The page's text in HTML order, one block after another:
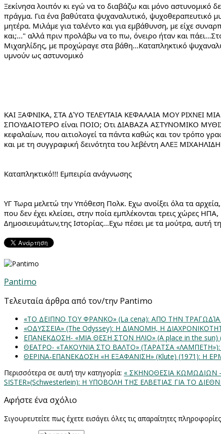
Ξεκίνησα λοιπόν κι εγώ να το διαβάζω και μόνο αστυνομικό
πράγμα. Για ένα βαθύτατα ψυχαναλυτικό, ψυχοθεραπευτικό
μητέρα. Μιλάμε για ταλέντο και για εμβάθυνση, με είχε
και;..." αλλά πριν προλάβω να το πω, όνειρο ήταν και
Μιχαηλίδης, με προχώραγε στα βάθη...Καταπληκτικό
υμνούν ως αστυνομικό
ΚΑΙ ΞΑΦΝΙΚΑ, ΣΤΑ ΔΎΟ ΤΕΛΕΥΤΑΙΑ ΚΕΦΑΛΑΙΑ ΜΟΥ ΡΙΧΝΕΙ ΜΙΑ
ΣΠΟΥΔΑΙΟΤΕΡΟ είναι ΠΟΙΟ; Οτι ΔΙΑΒΑΖΑ ΑΣΤΥΝΟΜΙΚΟ
κεφαλαίων, που αιτιολογεί τα πάντα καθώς και τον τρόπο
και με τη συγγραφική δεινότητα του λεβέντη ΑΛΕΞ
Καταπληκτικό!!! Εμπειρία ανάγνωσης
ΥΓ Τωρα μελετώ την Υπόθεση Πολκ. Εχω ανοίξει όλα τα
που δεν έχει κλείσει, στην ποία εμπλέκονται τρεις χώρες
Δημοσιευμάτων,της Ιστορίας...Εχω πέσει με τα μούτρα, αυτή
Pantimo
Τελευταία άρθρα από τον/την Pantimo
«ΤΟ ΔΕΙΠΝΟ ΤΟΥ ΦΡΑΝΚΟ» (La cena): ΑΠΟ ΤΗΝ
«ΟΔΥΣΣΕΙΑ» (The Odyssey): Η ΔΙΑΝΟΜΗ, Η
ΕΠΑΝΕΚΔΟΣΗ- «ΜΙΑ ΘΕΣΗ ΣΤΟΝ ΗΛΙΟ» (Α place in the
ΘΕΑΤΡΟ- «ΤΑΚΟΥΝΙΑ ΣΤΟ ΒΑΛΤΟ» (ΤΑΡΑΤΣΑ
ΘΕΡΙΝΑ-ΕΠΑΝΕΚΔΟΣΗ «Η ΕΞΑΦΑΝΙΣΗ» (Klute) (1971): Η
Περισσότερα σε αυτή την κατηγορία: « ΣΚΗΝΟΘΕΣΙΑ ΚΩΜΩΔΙΩΝ
SISTER»(Schwesterlein): H ΥΠΟΒΟΛΗ ΤΗΣ ΕΛΒΕΤΙΑΣ ΓΙΑ ΤΟ
Αφήστε ένα σχόλιο
Σιγουρευτείτε πως έχετε εισάγει όλες τις απαραίτητες